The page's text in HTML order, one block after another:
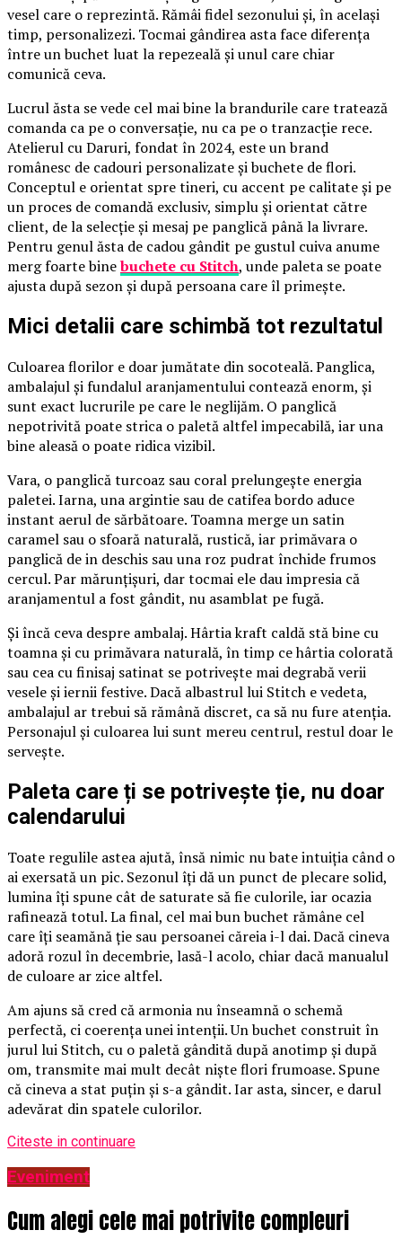
vesel care o reprezintă. Rămâi fidel sezonului și, în același
timp, personalizezi. Tocmai gândirea asta face diferența
între un buchet luat la repezeală și unul care chiar
comunică ceva.
Lucrul ăsta se vede cel mai bine la brandurile care tratează
comanda ca pe o conversație, nu ca pe o tranzacție rece.
Atelierul cu Daruri, fondat în 2024, este un brand
românesc de cadouri personalizate și buchete de flori.
Conceptul e orientat spre tineri, cu accent pe calitate și pe
un proces de comandă exclusiv, simplu și orientat către
client, de la selecție și mesaj pe panglică până la livrare.
Pentru genul ăsta de cadou gândit pe gustul cuiva anume
merg foarte binebuchete cu Stitch, unde paleta se poate
ajusta după sezon și după persoana care îl primește.
Mici detalii care schimbă tot rezultatul
Culoarea florilor e doar jumătate din socoteală. Panglica,
ambalajul și fundalul aranjamentului contează enorm, și
sunt exact lucrurile pe care le neglijăm. O panglică
nepotrivită poate strica o paletă altfel impecabilă, iar una
bine aleasă o poate ridica vizibil.
Vara, o panglică turcoaz sau coral prelungește energia
paletei. Iarna, una argintie sau de catifea bordo aduce
instant aerul de sărbătoare. Toamna merge un satin
caramel sau o sfoară naturală, rustică, iar primăvara o
panglică de in deschis sau una roz pudrat închide frumos
cercul. Par mărunțișuri, dar tocmai ele dau impresia că
aranjamentul a fost gândit, nu asamblat pe fugă.
Și încă ceva despre ambalaj. Hârtia kraft caldă stă bine cu
toamna și cu primăvara naturală, în timp ce hârtia colorată
sau cea cu finisaj satinat se potrivește mai degrabă verii
vesele și iernii festive. Dacă albastrul lui Stitch e vedeta,
ambalajul ar trebui să rămână discret, ca să nu fure atenția.
Personajul și culoarea lui sunt mereu centrul, restul doar le
servește.
Paleta care ți se potrivește ție, nu doar
calendarului
Toate regulile astea ajută, însă nimic nu bate intuiția când o
ai exersată un pic. Sezonul îți dă un punct de plecare solid,
lumina îți spune cât de saturate să fie culorile, iar ocazia
rafinează totul. La final, cel mai bun buchet rămâne cel
care îți seamănă ție sau persoanei căreia i-l dai. Dacă cineva
adoră rozul în decembrie, lasă-l acolo, chiar dacă manualul
de culoare ar zice altfel.
Am ajuns să cred că armonia nu înseamnă o schemă
perfectă, ci coerența unei intenții. Un buchet construit în
jurul lui Stitch, cu o paletă gândită după anotimp și după
om, transmite mai mult decât niște flori frumoase. Spune
că cineva a stat puțin și s-a gândit. Iar asta, sincer, e darul
adevărat din spatele culorilor.
Citeste in continuare
Eveniment
Cum alegi cele mai potrivite compleuri